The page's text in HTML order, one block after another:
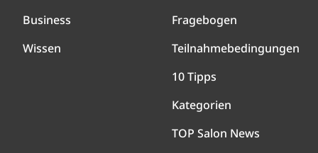
Business
Wissen
Fragebogen
Teilnahmebedingungen
10 Tipps
Kategorien
TOP Salon News